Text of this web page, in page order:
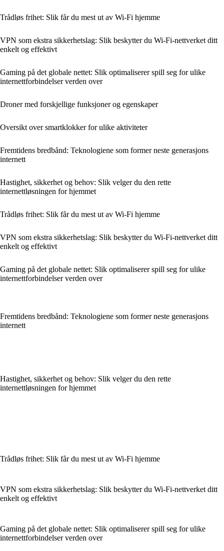
Trådløs frihet: Slik får du mest ut av Wi‑Fi hjemme
VPN som ekstra sikkerhetslag: Slik beskytter du Wi‑Fi‑nettverket ditt
enkelt og effektivt
Gaming på det globale nettet: Slik optimaliserer spill seg for ulike
internettforbindelser verden over
Droner med forskjellige funksjoner og egenskaper
Oversikt over smartklokker for ulike aktiviteter
Fremtidens bredbånd: Teknologiene som former neste generasjons
internett
Hastighet, sikkerhet og behov: Slik velger du den rette
internettløsningen for hjemmet
Trådløs frihet: Slik får du mest ut av Wi‑Fi hjemme
VPN som ekstra sikkerhetslag: Slik beskytter du Wi‑Fi‑nettverket ditt
enkelt og effektivt
Gaming på det globale nettet: Slik optimaliserer spill seg for ulike
internettforbindelser verden over
Fremtidens bredbånd: Teknologiene som former neste generasjons
internett
Hastighet, sikkerhet og behov: Slik velger du den rette
internettløsningen for hjemmet
Trådløs frihet: Slik får du mest ut av Wi‑Fi hjemme
VPN som ekstra sikkerhetslag: Slik beskytter du Wi‑Fi‑nettverket ditt
enkelt og effektivt
Gaming på det globale nettet: Slik optimaliserer spill seg for ulike
internettforbindelser verden over